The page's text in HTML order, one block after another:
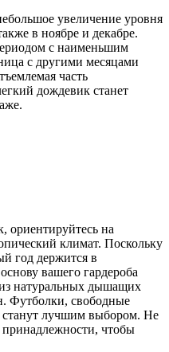
увеличение уровня
в ноябре и декабре.
с наименьшим
с другими месяцами
часть
дождевик станет
, ориентируйтесь на
климат. Поскольку
год держится в
вашего гардероба
натуральных дышащих
Футболки, свободные
лучшим выбором. Не
принадлежности, чтобы